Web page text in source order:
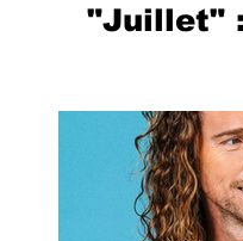
"Juillet" :